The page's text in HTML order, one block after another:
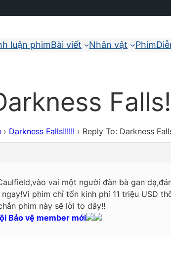
luận phimBài viết Nhân vật Phim
› Darkness Falls!!!!!! › Reply To: Darkness
vai một người đàn bà gan
phim chỉ tốn kinh phí 11 triệu USD
phim này sẽ lời to đây!!
Bảo vệ member mới